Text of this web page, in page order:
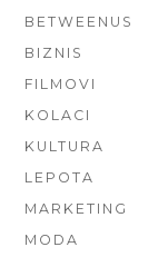
BETWEENUS
BIZNIS
FILMOVI
KOLACI
KULTURA
LEPOTA
MARKETING
MODA